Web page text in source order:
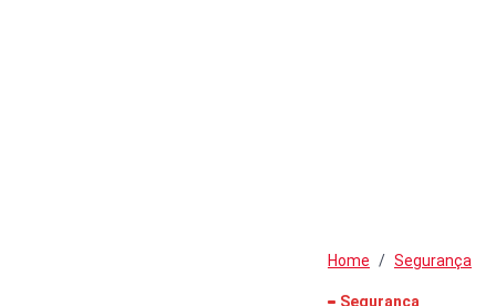
Home Segurança
Segurança